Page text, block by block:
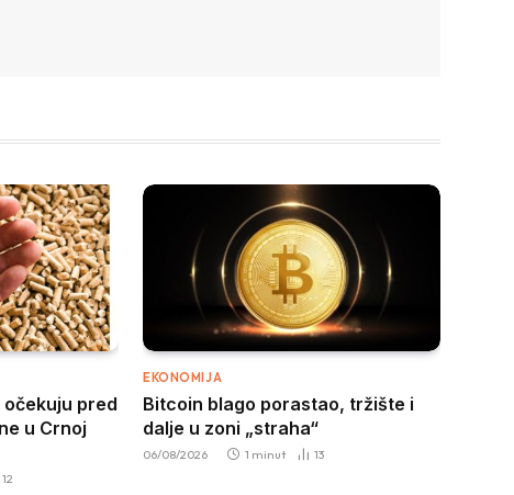
pred
u Crnoj
12
EKONOMIJA
Bitcoin blago porastao, tržište i
dalje u zoni „straha“
06/08/2026 1 minut 13